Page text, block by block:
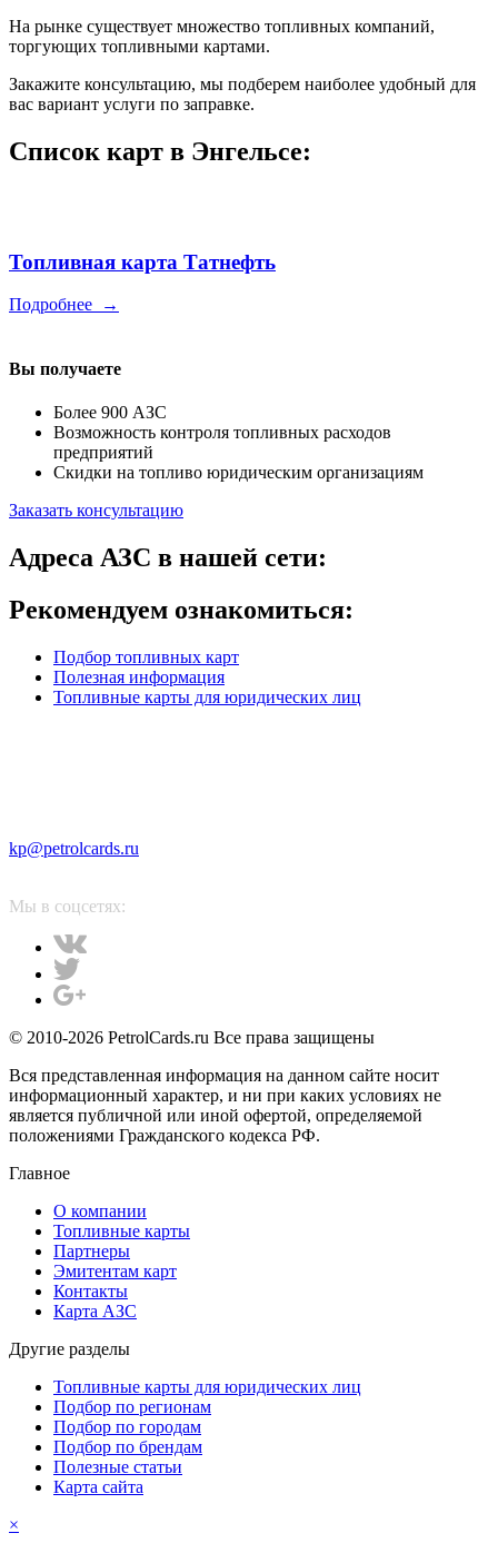
На рынке существует множество топливных компаний,
торгующих топливными картами.
Закажите консультацию, мы подберем наиболее удобный для
вас вариант услуги по заправке.
Список карт в Энгельсе:
Топливная карта Татнефть
Подробнее →
Вы получаете
Более 900 АЗС
Возможность контроля топливных расходов
предприятий
Скидки на топливо юридическим организациям
Заказать консультацию
Адреса АЗС в нашей сети:
Рекомендуем ознакомиться:
Подбор топливных карт
Полезная информация
Топливные карты для юридических лиц
kp@petrolcards.ru
Мы в соцсетях:
© 2010-2026 PetrolCards.ru Все права защищены
Вся представленная информация на данном сайте носит
информационный характер, и ни при каких условиях не
является публичной или иной офертой, определяемой
положениями Гражданского кодекса РФ.
Главное
О компании
Топливные карты
Партнеры
Эмитентам карт
Контакты
Карта АЗС
Другие разделы
Топливные карты для юридических лиц
Подбор по регионам
Подбор по городам
Подбор по брендам
Полезные статьи
Карта сайта
×